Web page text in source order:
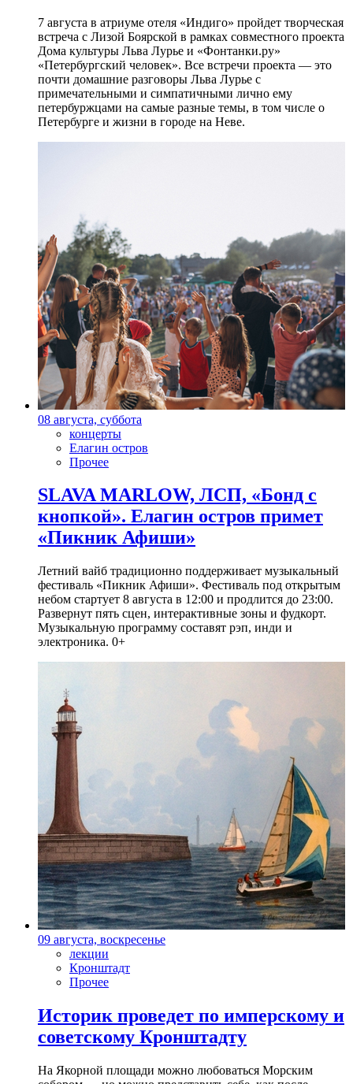
7 августа в атриуме отеля «Индиго» пройдет творческая
встреча с Лизой Боярской в рамках совместного проекта
Дома культуры Льва Лурье и «Фонтанки.ру»
«Петербургский человек». Все встречи проекта — это
почти домашние разговоры Льва Лурье с
примечательными и симпатичными лично ему
петербуржцами на самые разные темы, в том числе о
Петербурге и жизни в городе на Неве.
08 августа, суббота
концерты
Елагин остров
Прочее
SLAVA MARLOW, ЛСП, «Бонд с
кнопкой». Елагин остров примет
«Пикник Афиши»
Летний вайб традиционно поддерживает музыкальный
фестиваль «Пикник Афиши». Фестиваль под открытым
небом стартует 8 августа в 12:00 и продлится до 23:00.
Развернут пять сцен, интерактивные зоны и фудкорт.
Музыкальную программу составят рэп, инди и
электроника. 0+
09 августа, воскресенье
лекции
Кронштадт
Прочее
Историк проведет по имперскому и
советскому Кронштадту
На Якорной площади можно любоваться Морским